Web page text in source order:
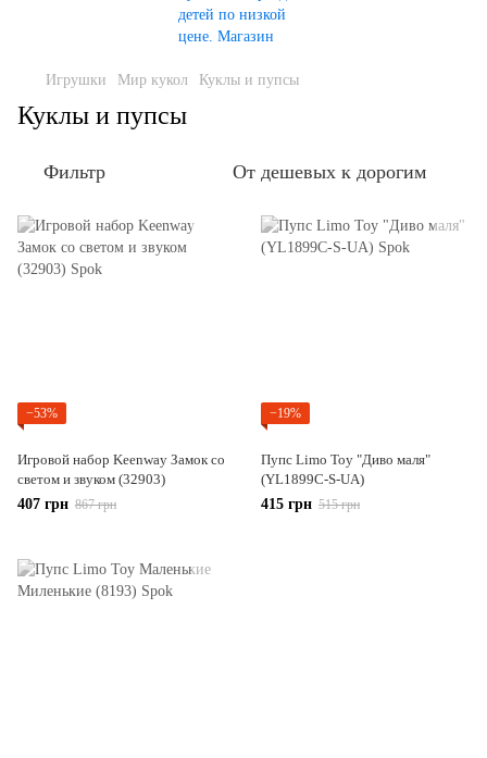
Игрушки Мир кукол Куклы и пупсы
Куклы и пупсы
Фильтр От дешевых к дорогим
−53%
Игровой набор Keenway Замок со
светом и звуком (32903)
407 грн 867 грн
−19%
Пупс Limo Toy "Диво маля"
(YL1899C-S-UA)
415 грн 515 грн